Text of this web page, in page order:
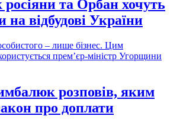
росіяни та Орбан хочуть
на відбудові України
– лише бізнес. Цим
прем’єр-міністр Угорщини
розповів, яким
про доплати